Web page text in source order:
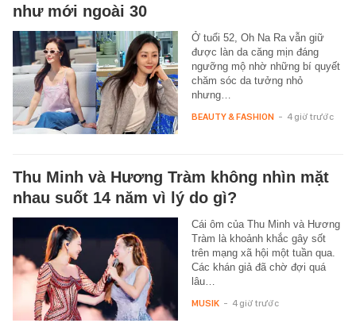
như mới ngoài 30
Ở tuổi 52, Oh Na Ra vẫn giữ
được làn da căng mịn đáng
ngưỡng mộ nhờ những bí quyết
chăm sóc da tưởng nhỏ
nhưng…
BEAUTY & FASHION - 4 giờ trước
Thu Minh và Hương Tràm không nhìn mặt
nhau suốt 14 năm vì lý do gì?
Cái ôm của Thu Minh và Hương
Tràm là khoảnh khắc gây sốt
trên mạng xã hội một tuần qua.
Các khán giả đã chờ đợi quá
lâu…
MUSIK - 4 giờ trước